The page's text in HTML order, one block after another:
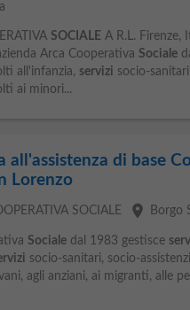
SOCIALEA R.L. Firenze,
Arca Cooperativa Sociale
all'infanzia, servizi socio-
ai minori...
all'assistenza di base
Lorenzo
SOCIALE place Borgo
Socialedal 1983 gestisce
socio-sanitari, socio-
agli anziani, ai migranti, alle